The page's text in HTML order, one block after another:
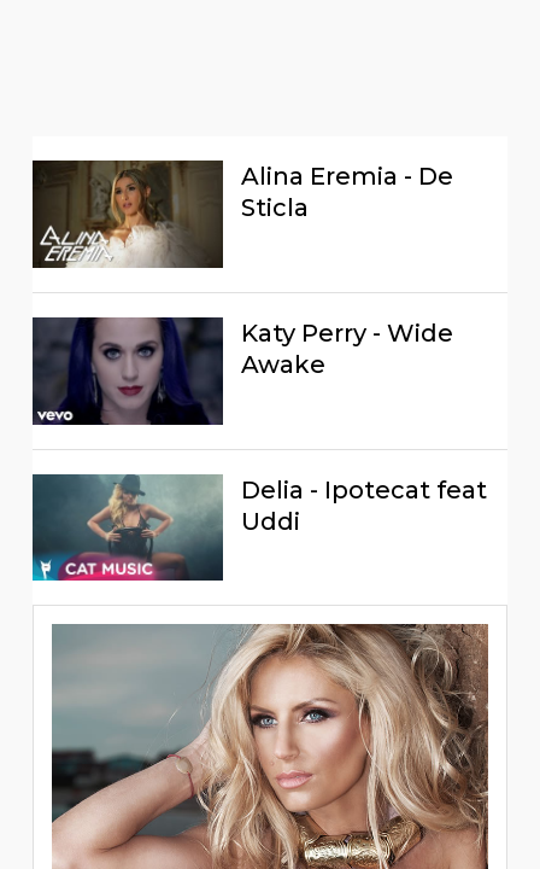
Alina Eremia - De
Sticla
Katy Perry - Wide
Awake
Delia - Ipotecat feat
Uddi